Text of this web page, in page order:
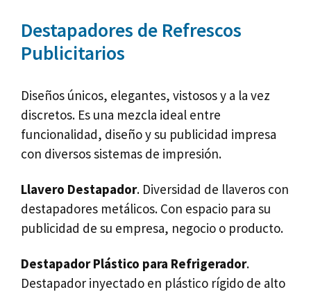
Destapadores de Refrescos
Publicitarios
Diseños únicos, elegantes, vistosos y a la vez
discretos. Es una mezcla ideal entre
funcionalidad, diseño y su publicidad impresa
con diversos sistemas de impresión.
Llavero Destapador. Diversidad de llaveros con
destapadores metálicos. Con espacio para su
publicidad de su empresa, negocio o producto.
Destapador Plástico para Refrigerador.
Destapador inyectado en plástico rígido de alto